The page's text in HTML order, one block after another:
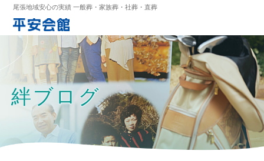
尾張地域安心の実績 一般葬・家族葬・社葬・直葬
絆ブログ